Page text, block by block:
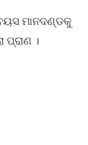
ମାନଦଣ୍ଡକୁ
।